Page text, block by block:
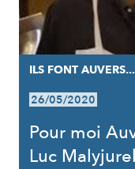
ILS FONT AUVERS...
26/05/2020
Pour moi
Luc